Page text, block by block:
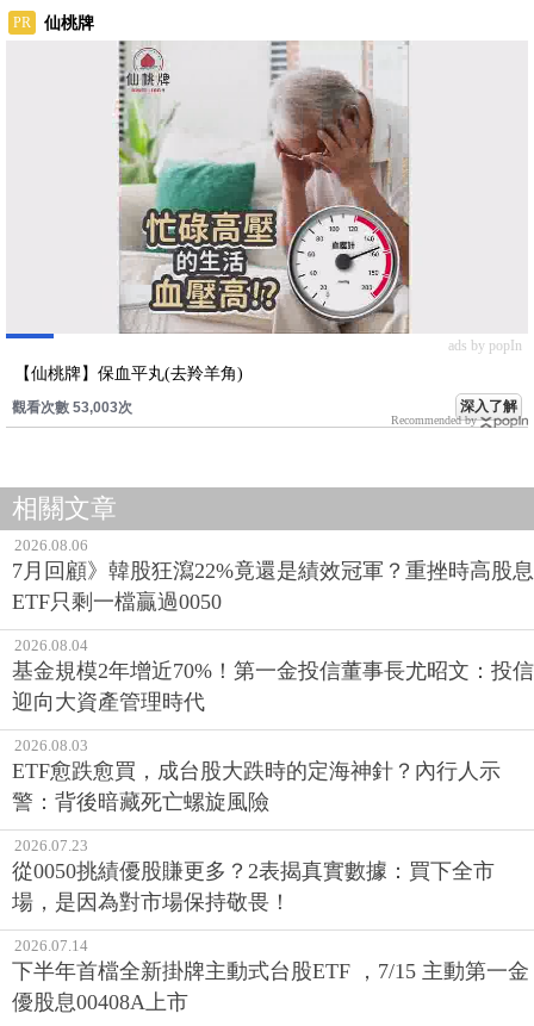
PR 仙桃牌
ads by popIn
【仙桃牌】保血平丸(去羚羊角)
觀看次數 53,014次 深入了解
Recommended by
相關文章
2026.08.06
7月回顧》韓股狂瀉22%竟還是績效冠軍？重挫時高股息
ETF只剩一檔贏過0050
2026.08.04
基金規模2年增近70%！第一金投信董事長尤昭文：投信
迎向大資產管理時代
2026.08.03
ETF愈跌愈買，成台股大跌時的定海神針？內行人示
警：背後暗藏死亡螺旋風險
2026.07.23
從0050挑績優股賺更多？2表揭真實數據：買下全市
場，是因為對市場保持敬畏！
2026.07.14
下半年首檔全新掛牌主動式台股ETF ，7/15 主動第一金
優股息00408A上市